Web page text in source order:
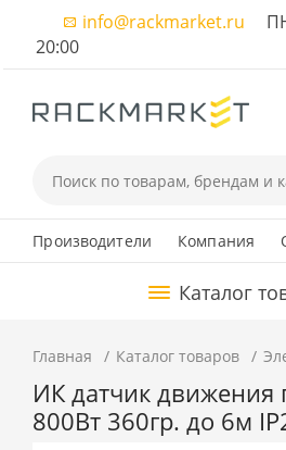
info@rackmarket.ru
20:00
Производители Компания
Каталог
Главная Каталог товаров
ИК датчик движения
800Вт 360гр. до 6м